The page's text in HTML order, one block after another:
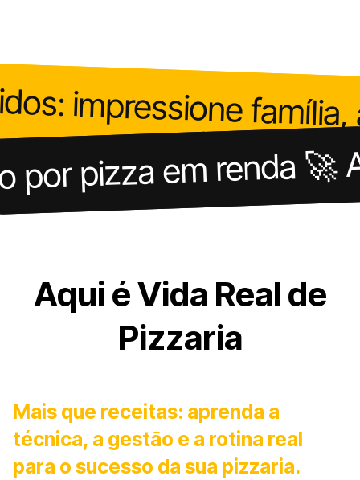
impressione
em renda 🚀
Aqui é Vida Real de
Pizzaria
Mais que receitas: aprenda a
técnica, a gestão e a rotina real
para o sucesso da sua pizzaria.